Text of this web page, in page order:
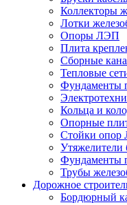
Коллекторы
Лотки
Опоры ЛЭП
Плита
Сборные
Тепловые
Фундаменты
Кольца и
Опорные
Стойки
Фундаменты
Трубы
Дорожное
Бордюрный